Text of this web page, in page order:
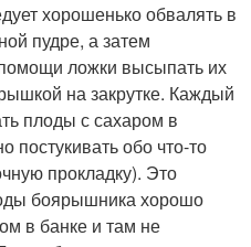
хорошенько обвалять в
пудре, а затем
ложки высыпать их
на закрутке. Каждый
плоды с сахаром в
постукивать обо что-то
прокладку). Это
боярышника хорошо
в банке и там не